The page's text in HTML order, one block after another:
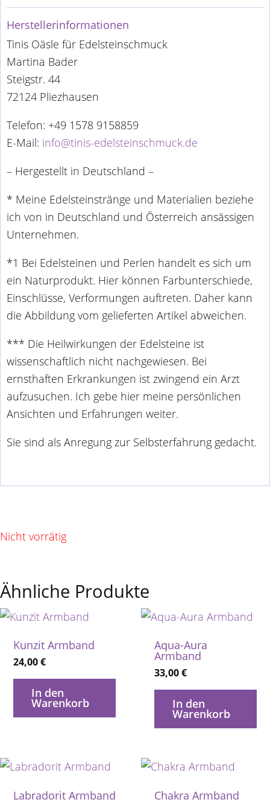
Herstellerinformationen
Tinis Oäsle für Edelsteinschmuck
Martina Bader
Steigstr. 44
72124 Pliezhausen
Telefon: +49 1578 9158859
E-Mail: info@tinis-edelsteinschmuck.de
– Hergestellt in Deutschland –
* Meine Edelsteinstränge und Materialien beziehe
ich von in Deutschland und Österreich ansässigen
Unternehmen.
*1 Bei Edelsteinen und Perlen handelt es sich um
ein Naturprodukt. Hier können Farbunterschiede,
Einschlüsse, Verformungen auftreten. Daher kann
die Abbildung vom gelieferten Artikel abweichen.
*** Die Heilwirkungen der Edelsteine ist
wissenschaftlich nicht nachgewiesen. Bei
ernsthaften Erkrankungen ist zwingend ein Arzt
aufzusuchen. Ich gebe hier meine persönlichen
Ansichten und Erfahrungen weiter.
Sie sind als Anregung zur Selbsterfahrung gedacht.
Nicht vorrätig
Ähnliche Produkte
Kunzit Armband
24,00€
In den
Warenkorb
Aqua-Aura
Armband
33,00€
In den
Warenkorb
Labradorit Armband Chakra Armband